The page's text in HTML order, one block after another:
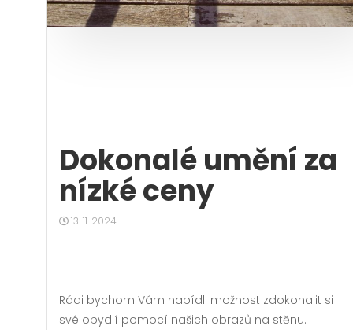
Dokonalé umění za
nízké ceny
13. 11. 2024
Rádi bychom Vám nabídli možnost zdokonalit si
své obydlí pomocí našich obrazů na stěnu.